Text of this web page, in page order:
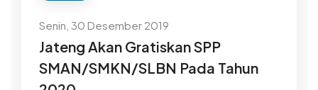
Senin, 30 Desember 2019
Jateng Akan Gratiskan SPP
SMAN/SMKN/SLBN Pada Tahun